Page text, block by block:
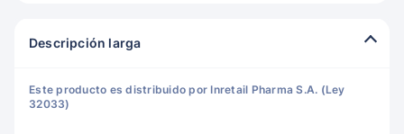
Descripción larga
Este producto es distribuido por Inretail Pharma S.A. (Ley
32033)